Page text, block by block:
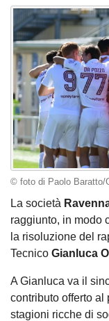
© foto di Paolo Baratto/
La società
raggiunto, in modo
la risoluzione del
Tecnico Gianluca
A Gianluca va il
contributo offerto al
stagioni ricche di